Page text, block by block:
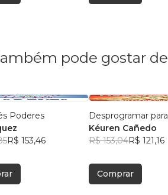
pode gostar de
Poderes
R$ 153,46
Desprogramar
Kéuren Cañedo
R$ 153,04R$ 121,16
Comprar